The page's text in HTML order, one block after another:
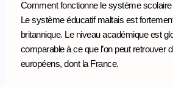
Comment fonctionne le système
Le système éducatif maltais est
britannique. Le niveau académique est
comparable à ce que l’on peut retrouver
européens, dont la France.